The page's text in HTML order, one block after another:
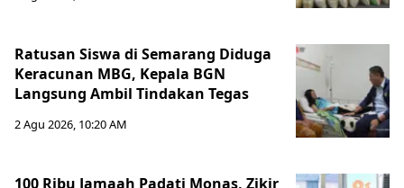
Ratusan Siswa di Semarang Diduga
Keracunan MBG, Kepala BGN
Langsung Ambil Tindakan Tegas
2 Agu 2026, 10:20 AM
100 Ribu Jamaah Padati Monas, Zikir